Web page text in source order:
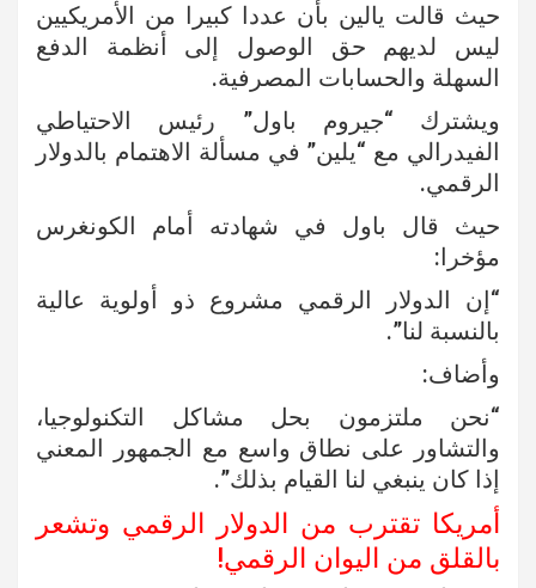
حيث قالت يالين بأن عددا كبيرا من الأمريكيين
ليس لديهم حق الوصول إلى أنظمة الدفع
السهلة والحسابات المصرفية.
ويشترك “جيروم باول” رئيس الاحتياطي
الفيدرالي مع “يلين” في مسألة الاهتمام بالدولار
الرقمي.
حيث قال باول في شهادته أمام الكونغرس
مؤخرا:
“إن الدولار الرقمي مشروع ذو أولوية عالية
بالنسبة لنا”.
وأضاف:
“نحن ملتزمون بحل مشاكل التكنولوجيا،
والتشاور على نطاق واسع مع الجمهور المعني
إذا كان ينبغي لنا القيام بذلك”.
أمريكا تقترب من الدولار الرقمي وتشعر
بالقلق من اليوان الرقمي!